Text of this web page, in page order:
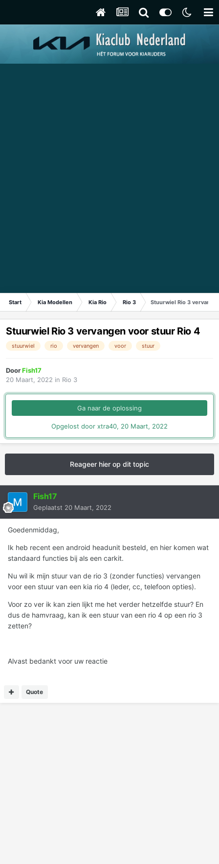
Start Kia Modellen Kia Rio Rio 3 Stuurwiel Rio 3
Stuurwiel Rio 3 vervangen voor stuur Rio 4
stuurwiel rio vervangen voor stuur
DoorFish17
20 Maart, 2022 in Rio 3
Ga naar de oplossing
Opgelost door xtra40, 20 Maart, 2022
Reageer hier op dit topic
Fish17
Geplaatst 20 Maart, 2022
Goedenmiddag,
Ik heb recent een android headunit besteld, en hier komen wat
standaard functies bij als een carkit.
Nu wil ik mijn stuur van de rio 3 (zonder functies) vervangen
voor een stuur van een kia rio 4 (leder, cc, telefoon opties).
Voor zo ver ik kan zien lijkt me het verder hetzelfde stuur? En
dus de hamvraag, kan ik een stuur van een rio 4 op een rio 3
zetten?
Alvast bedankt voor uw reactie
Quote